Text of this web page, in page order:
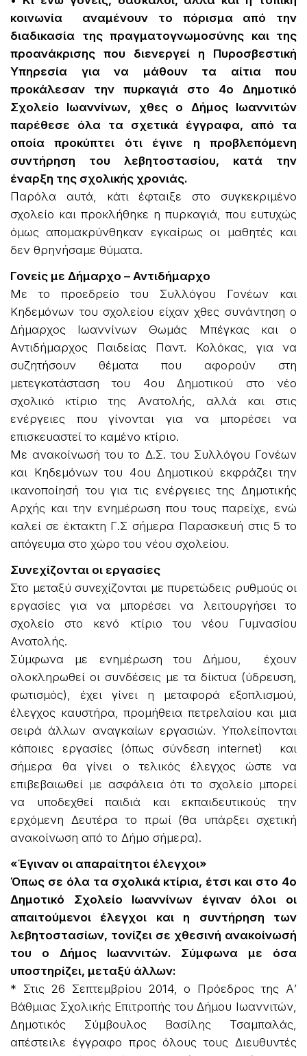
κοινωνία αναμένουν το πόρισμα από την
διαδικασία της πραγματογνωμοσύνης και της
προανάκρισης που διενεργεί η Πυροσβεστική
Υπηρεσία για να μάθουν τα αίτια που
προκάλεσαν την πυρκαγιά στο 4ο Δημοτικό
Σχολείο Ιωαννίνων, χθες ο Δήμος Ιωαννιτών
παρέθεσε όλα τα σχετικά έγγραφα, από τα
οποία προκύπτει ότι έγινε η προβλεπόμενη
συντήρηση του λεβητοστασίου, κατά την
έναρξη της σχολικής χρονιάς.
Παρόλα αυτά, κάτι έφταιξε στο συγκεκριμένο
σχολείο και προκλήθηκε η πυρκαγιά, που ευτυχώς
όμως απομακρύνθηκαν εγκαίρως οι μαθητές και
δεν θρηνήσαμε θύματα.
Γονείς με Δήμαρχο – Αντιδήμαρχο
Με το προεδρείο του Συλλόγου Γονέων και
Κηδεμόνων του σχολείου είχαν χθες συνάντηση ο
Δήμαρχος Ιωαννίνων Θωμάς Μπέγκας και ο
Αντιδήμαρχος Παιδείας Παντ. Κολόκας, για να
συζητήσουν θέματα που αφορούν στη
μετεγκατάσταση του 4ου Δημοτικού στο νέο
σχολικό κτίριο της Ανατολής, αλλά και στις
ενέργειες που γίνονται για να μπορέσει να
επισκευαστεί το καμένο κτίριο.
Με ανακοίνωσή του το Δ.Σ. του Συλλόγου Γονέων
και Κηδεμόνων του 4ου Δημοτικού εκφράζει την
ικανοποίησή του για τις ενέργειες της Δημοτικής
Αρχής και την ενημέρωση που τους παρείχε, ενώ
καλεί σε έκτακτη Γ.Σ σήμερα Παρασκευή στις 5 το
απόγευμα στο χώρο του νέου σχολείου.
Συνεχίζονται οι εργασίες
Στο μεταξύ συνεχίζονται με πυρετώδεις ρυθμούς οι
εργασίες για να μπορέσει να λειτουργήσει το
σχολείο στο κενό κτίριο του νέου Γυμνασίου
Ανατολής.
Σύμφωνα με ενημέρωση του Δήμου, έχουν
ολοκληρωθεί οι συνδέσεις με τα δίκτυα (ύδρευση,
φωτισμός), έχει γίνει η μεταφορά εξοπλισμού,
έλεγχος καυστήρα, προμήθεια πετρελαίου και μια
σειρά άλλων αναγκαίων εργασιών. Υπολείπονται
κάποιες εργασίες (όπως σύνδεση internet) και
σήμερα θα γίνει ο τελικός έλεγχος ώστε να
επιβεβαιωθεί με ασφάλεια ότι το σχολείο μπορεί
να υποδεχθεί παιδιά και εκπαιδευτικούς την
ερχόμενη Δευτέρα το πρωί (θα υπάρξει σχετική
ανακοίνωση από το Δήμο σήμερα).
«Έγιναν οι απαραίτητοι έλεγχοι»
Όπως σε όλα τα σχολικά κτίρια, έτσι και στο 4ο
Δημοτικό Σχολείο Ιωαννίνων έγιναν όλοι οι
απαιτούμενοι έλεγχοι και η συντήρηση των
λεβητοστασίων, τονίζει σε χθεσινή ανακοίνωσή
του ο Δήμος Ιωαννιτών. Σύμφωνα με όσα
υποστηρίζει, μεταξύ άλλων:
* Στις 26 Σεπτεμβρίου 2014, ο Πρόεδρος της Α’
Βάθμιας Σχολικής Επιτροπής του Δήμου Ιωαννιτών,
Δημοτικός Σύμβουλος Βασίλης Τσαμπαλάς,
απέστειλε έγγραφο προς όλους τους Διευθυντές